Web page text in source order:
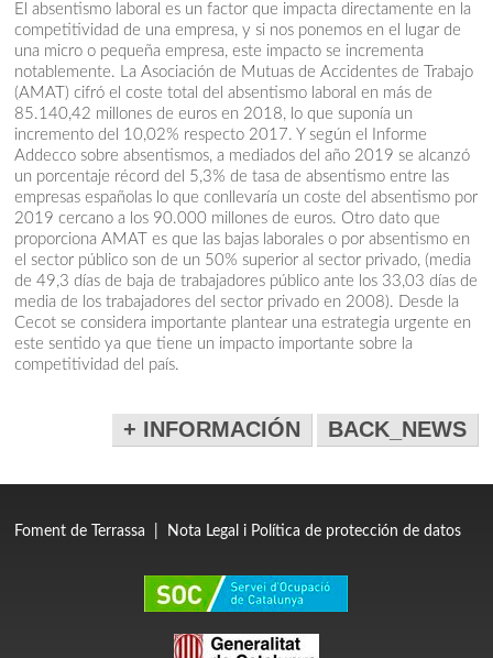
El absentismo laboral es un factor que impacta directamente en la
competitividad de una empresa, y si nos ponemos en el lugar de
una micro o pequeña empresa, este impacto se incrementa
notablemente. La Asociación de Mutuas de Accidentes de Trabajo
(AMAT) cifró el coste total del absentismo laboral en más de
85.140,42 millones de euros en 2018, lo que suponía un
incremento del 10,02% respecto 2017. Y según el Informe
Addecco sobre absentismos, a mediados del año 2019 se alcanzó
un porcentaje récord del 5,3% de tasa de absentismo entre las
empresas españolas lo que conllevaría un coste del absentismo por
2019 cercano a los 90.000 millones de euros. Otro dato que
proporciona AMAT es que las bajas laborales o por absentismo en
el sector público son de un 50% superior al sector privado, (media
de 49,3 días de baja de trabajadores público ante los 33,03 días de
media de los trabajadores del sector privado en 2008). Desde la
Cecot se considera importante plantear una estrategia urgente en
este sentido ya que tiene un impacto importante sobre la
competitividad del país.
+ INFORMACIÓN BACK_NEWS
Foment de Terrassa Nota Legal i Política de protección de datos